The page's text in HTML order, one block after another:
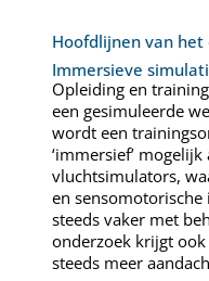
Hoofdlijnen van het
Immersieve
Opleiding en
een gesimuleerde
wordt een
‘immersief’
vluchtsimulators,
en
steeds vaker met
onderzoek krijgt
steeds meer